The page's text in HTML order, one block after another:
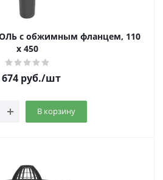
с обжимным фланцем, 110
х 450
руб./шт
В корзину